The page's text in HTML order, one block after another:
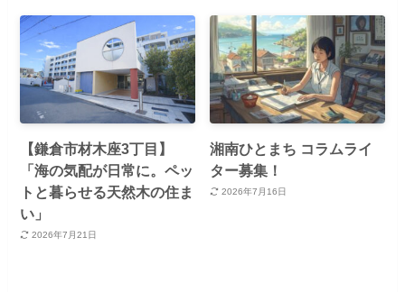
【鎌倉市材木座3丁目】
「海の気配が日常に。ペッ
トと暮らせる天然木の住ま
い」
2026年7月21日
湘南ひとまち コラムライ
ター募集！
2026年7月16日